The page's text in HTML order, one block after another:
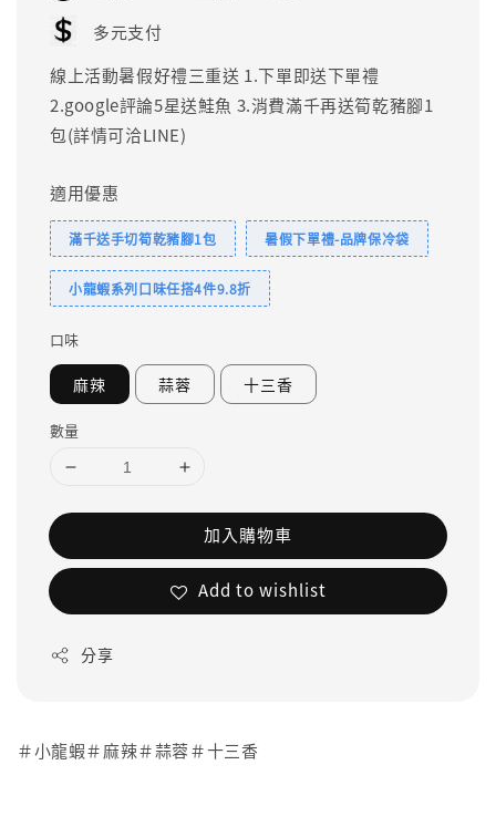
多元支付
線上活動暑假好禮三重送 1.下單即送下單禮
2.google評論5星送鮭魚 3.消費滿千再送筍乾豬腳1
包(詳情可洽LINE)
適用優惠
滿千送手切筍乾豬腳1包 暑假下單禮-品牌保冷袋
小龍蝦系列口味任搭4件9.8折
口味
麻辣 蒜蓉 十三香
數量
加入購物車
Add to wishlist
分享
＃小龍蝦＃麻辣＃蒜蓉＃十三香